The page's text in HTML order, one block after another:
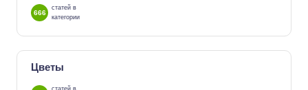
666
статей в
категории
Цветы